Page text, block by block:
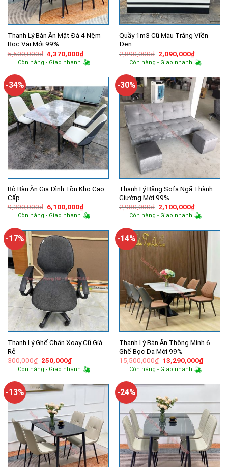
Thanh Lý Bàn Ăn Mặt Đá 4 Nệm
Bọc Vải Mới 99%
5,500,000₫ Giá
gốc
là:
4,370,000₫Giá
hiện
tại
4,370,000₫.
Còn hàng - Giao nhanh
Quầy 1m3 Cũ Màu Trắng Viền
Đen
2,890,000₫ Giá
gốc
là:
2,090,000₫Giá
hiện
tại
Còn hàng - Giao nhanh
-34%
Bộ Bàn Ăn Gia Đình Tồn Kho Cao
Cấp
9,300,000₫ Giá
gốc
là:
6,100,000₫Giá
hiện
tại
6,100,000₫.
Còn hàng - Giao nhanh
-30%
Thanh Lý Băng Sofa Ngã Thành
Giường Mới 99%
2,980,000₫ Giá
gốc
là:
2,100,000₫Giá
hiện
tại
Còn hàng - Giao nhanh
-17%
Thanh Lý Ghế Chân Xoay Cũ Giá
Rẻ
300,000₫ Giá
gốc
là:
250,000₫Giá
hiện
tại
250,000₫.
Còn hàng - Giao nhanh
-14%
Thanh Lý Bàn Ăn Thông Minh 6
Ghế Bọc Da Mới 99%
15,500,000₫ Giá
gốc
là:
13,290,000₫Giá
hiện
Còn hàng - Giao nhanh
-13% -24%